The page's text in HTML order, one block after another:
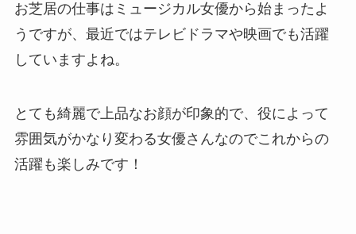
お芝居の仕事はミュージカル女優から始まったよ
うですが、最近ではテレビドラマや映画でも活躍
していますよね。
とても綺麗で上品なお顔が印象的で、役によって
雰囲気がかなり変わる女優さんなのでこれからの
活躍も楽しみです！